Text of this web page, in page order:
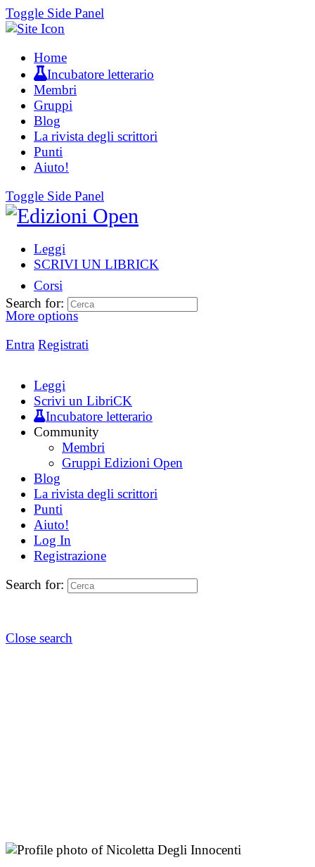
Toggle Side Panel
Home
Incubatore letterario
Membri
Gruppi
Blog
La rivista degli scrittori
Punti
Aiuto!
Toggle Side Panel
Leggi
SCRIVI UN LIBRICK
Corsi
More options
Entra Registrati
Search for:
Leggi
Scrivi un LibriCK
Incubatore letterario
Community
Membri
Gruppi Edizioni Open
Blog
La rivista degli scrittori
Punti
Aiuto!
Log In
Registrazione
Search for:
Close search